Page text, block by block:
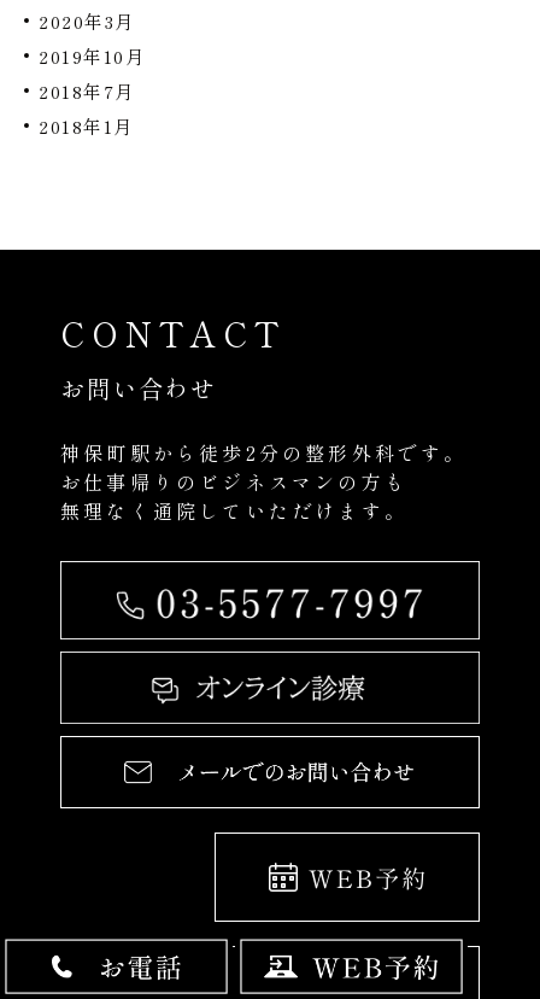
2020年3月
2019年10月
2018年7月
2018年1月
CONTACT
お問い合わせ
神保町駅から徒歩2分の整形外科です。
お仕事帰りのビジネスマンの方も
無理なく通院していただけます。